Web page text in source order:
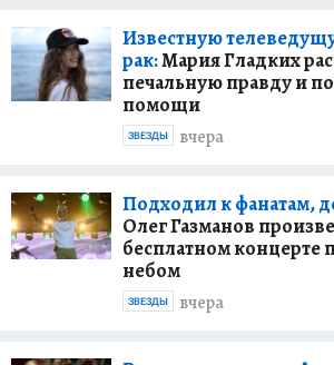
Известную
рак:Мария Гладких
печальную правду и
помощи
вчера
ЗВЕЗДЫ
Подходил к фанатам,
Олег Газманов
бесплатном концерте
небом
вчера
ЗВЕЗДЫ